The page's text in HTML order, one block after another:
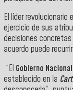
El líder
ejercicio de sus
decisiones
acuerdo puede
“El Gobierno Nacional
establecido en la